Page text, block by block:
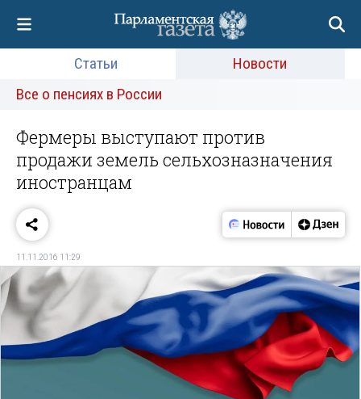
Статьи
Новости
Все о пенсиях в России
Фермеры выступают против
продажи земель сельхозназначения
иностранцам
11.11.2016 11:29